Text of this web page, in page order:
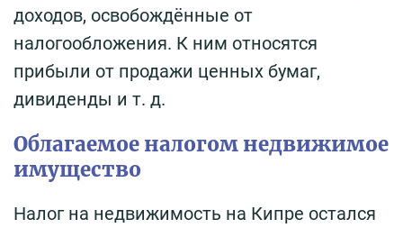
доходов, освобождённые от
налогообложения. К ним относятся
прибыли от продажи ценных бумаг,
дивиденды и т. д.
Облагаемое налогом недвижимое
имущество
Налог на недвижимость на Кипре остался